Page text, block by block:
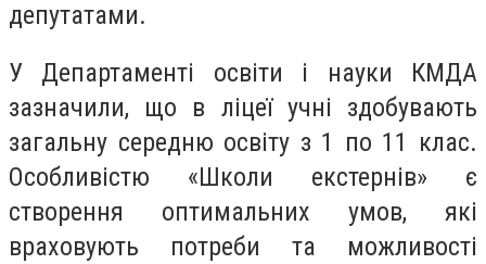
депутатами.
У Департаменті освіти і науки КМДА
зазначили, що в ліцеї учні здобувають
загальну середню освіту з 1 по 11 клас.
Особливістю «Школи екстернів» є
створення оптимальних умов, які
враховують потреби та можливості